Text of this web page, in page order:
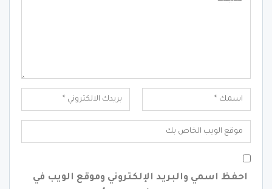
احفظ اسمي والبريد الإلكتروني وموقع الويب في